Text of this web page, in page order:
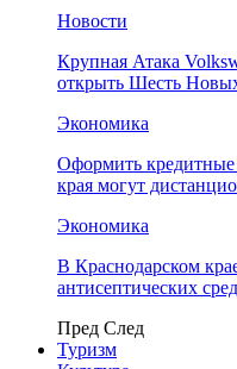
Новости
Крупная Атака
открыть Шесть
Экономика
Оформить кредитные
края могут
Экономика
В Краснодарском
антисептических
Пред След
Туризм